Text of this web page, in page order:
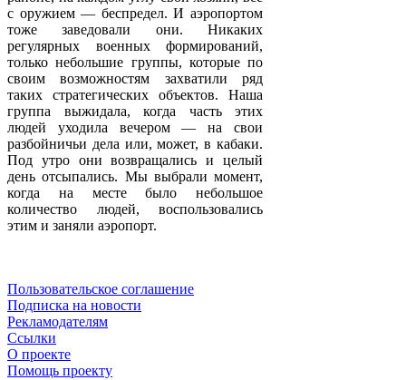
с оружием — беспредел. И аэропортом
тоже заведовали они. Никаких
регулярных военных формирований,
только небольшие группы, которые по
своим возможностям захватили ряд
таких стратегических объектов. Наша
группа выжидала, когда часть этих
людей уходила вечером — на свои
разбойничьи дела или, может, в кабаки.
Под утро они возвращались и целый
день отсыпались. Мы выбрали момент,
когда на месте было небольшое
количество людей, воспользовались
этим и заняли аэропорт.
Пользовательское соглашение
Подписка на новости
Рекламодателям
Ссылки
О проекте
Помощь проекту